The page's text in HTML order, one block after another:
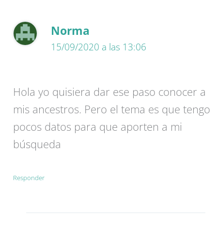
Norma
15/09/2020 a las 13:06
Hola yo quisiera dar ese paso conocer a
mis ancestros. Pero el tema es que tengo
pocos datos para que aporten a mi
búsqueda
Responder